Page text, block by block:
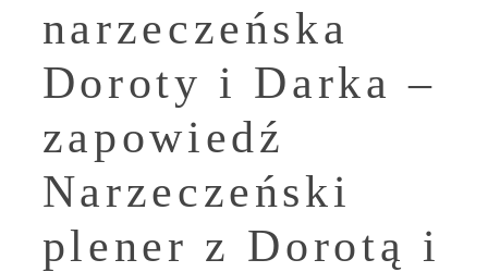
narzeczeńska
Doroty i Darka –
zapowiedź
Narzeczeński
plener z Dorotą i